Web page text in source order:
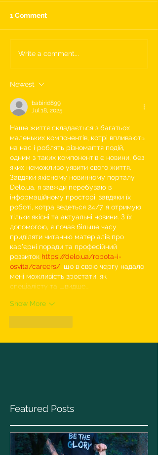
1 Comment
Write a comment...
Newest
babirid899
Jul 18, 2025
Наше життя складається з багатьох
маленьких компонентів, котрі впливають
на нас і роблять різномаїття подій,
одним з таких компонентів є новини, без
яких неможливо уявити свого життя.
Завдяки якісному новинному порталу
Delo.ua, я завжди перебуваю в
інформаційному просторі, завдяки їх
роботі, котра ведеться 24/7, я отримую
тільки якісні та актуальні новини. З їх
допомогою, я почав більше часу
приділяти читанню матеріалів про
кар'єрні поради та професійний
розвиток https://delo.ua/robota-i-
osvita/careers/, що в свою чергу надало
мені можливість зростати, як
спеціалісту та швидше…
Show More
Featured Posts